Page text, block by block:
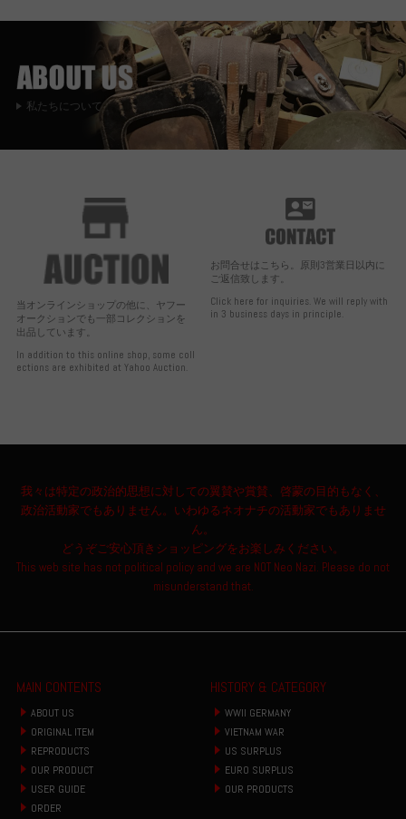
私たちについて
当オンラインショップの他に、ヤフー
オークションでも一部コレクションを
出品しています。
In addition to this online shop, some coll
ections are exhibited at Yahoo Auction.
お問合せはこちら。原則3営業日以内に
ご返信致します。
Click here for inquiries. We will reply with
in 3 business days in principle.
我々は特定の政治的思想に対しての翼賛や賞賛、啓蒙の目的もなく、
政治活動家でもありません。いわゆるネオナチの活動家でもありませ
ん。
どうぞご安心頂きショッピングをお楽しみください。
This web site has not political policy and we are NOT Neo Nazi. Please do not
misunderstand that.
MAIN CONTENTS
ABOUT US
ORIGINAL ITEM
REPRODUCTS
OUR PRODUCT
USER GUIDE
ORDER
HISTORY & CATEGORY
WWII GERMANY
VIETNAM WAR
US SURPLUS
EURO SURPLUS
OUR PRODUCTS